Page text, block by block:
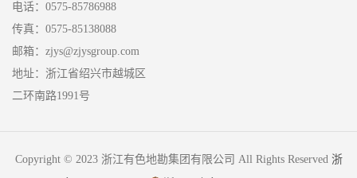
电话：0575-85786988
传真：0575-85138088
邮箱：zjys@zjysgroup.com
地址：浙江省绍兴市越城区
二环南路1991号
Copyright © 2023 浙江有色地勘集团有限公司 All Rights Reserved 浙